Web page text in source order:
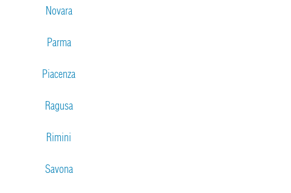
Novara
Parma
Piacenza
Ragusa
Rimini
Savona